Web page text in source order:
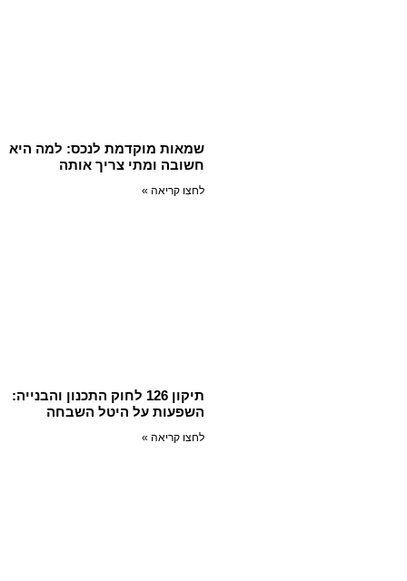
שמאות מוקדמת לנכס: למה היא
חשובה ומתי צריך אותה
לחצו קריאה »
תיקון 126 לחוק התכנון והבנייה:
השפעות על היטל השבחה
לחצו קריאה »